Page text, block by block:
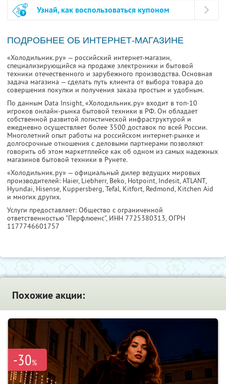
Узнай, как воспользоваться купоном
ПОДРОБНЕЕ ОБ ИНТЕРНЕТ-МАГАЗИНЕ
«Холодильник.ру» — российский интернет-магазин,
специализирующийся на продаже электроники и бытовой
техники отечественного и зарубежного производства. Основная
задача магазина — сделать путь клиента от выбора товара до
совершения покупки и получения заказа простым и удобным.
По данным Data Insight, «Холодильник.ру» входит в топ-10
игроков онлайн-рынка бытовой техники в РФ. Он обладает
собственной развитой логистической инфраструктурой и
ежедневно осуществляет более 3500 доставок по всей России.
Многолетний опыт работы на российском интернет-рынке и
долгосрочные отношения с деловыми партнерами позволяют
говорить об этом маркетплейсе как об одном из самых надежных
магазинов бытовой техники в Рунете.
«Холодильник.ру» — официальный дилер ведущих мировых
производителей: Haier, Liebherr, Beko, Hotpoint, Indesit, ATLANT,
Hyundai, Hisense, Kuppersberg, Tefal, Kitfort, Redmond, Kitchen Aid
и многих других.
Услуги предоставляет: Общество с ограниченной
ответственностью "Перфлюенс", ИНН 7725380313, ОГРН
1177746601757
Похожие акции:
-30%